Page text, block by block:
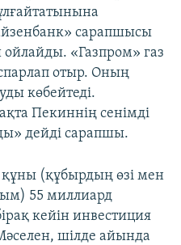
сарапшысы
«Газпром» газ
отыр. Оның
көбейтеді.
Пекиннің сенімді
дейді сарапшы.
құны (құбырдың өзі мен
55 миллиард
кейін инвестиция
шілде айында